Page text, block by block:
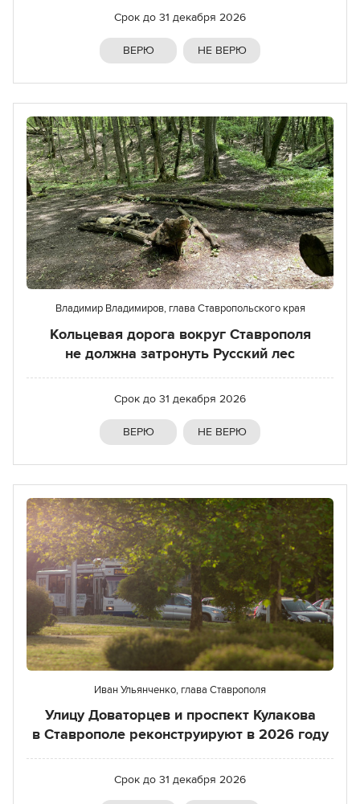
Срок до 31 декабря 2026
ВЕРЮ НЕ ВЕРЮ
Владимир Владимиров, глава Ставропольского края
Кольцевая дорога вокруг Ставрополя
не должна затронуть Русский лес
Срок до 31 декабря 2026
ВЕРЮ НЕ ВЕРЮ
Иван Ульянченко, глава Ставрополя
Улицу Доваторцев и проспект Кулакова
в Ставрополе реконструируют в 2026 году
Срок до 31 декабря 2026